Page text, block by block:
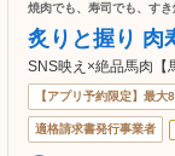
焼肉でも、寿司でも、す
炙りと握り 肉
SNS映え×絶品馬肉【
【アプリ予約限定】最
適格請求書発行事業者